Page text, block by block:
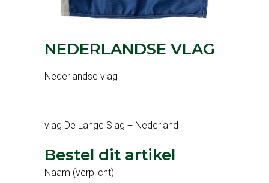
NEDERLANDSE VLAG
Nederlandse vlag
vlag De Lange Slag + Nederland
Bestel dit artikel
Naam (verplicht)